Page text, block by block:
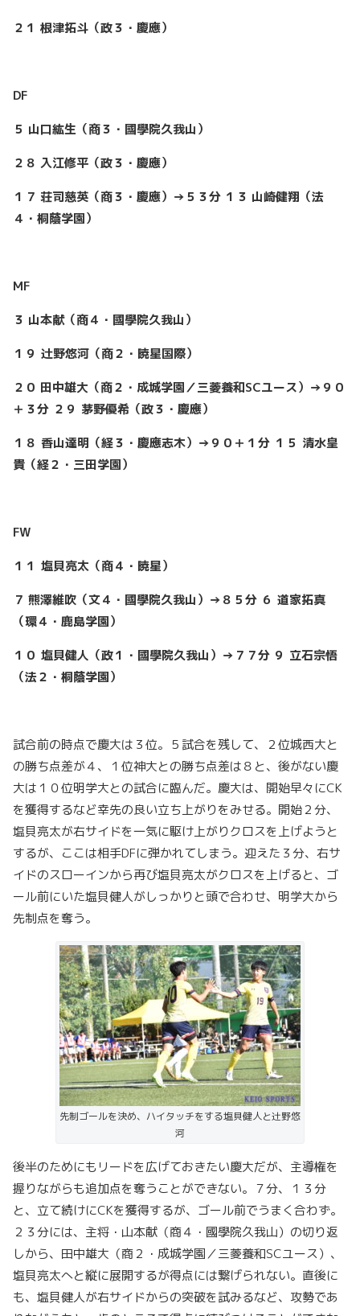
２１ 根津拓斗（政３・慶應）
DF
５ 山口紘生（商３・國學院久我山）
２８ 入江修平（政３・慶應）
１７ 荘司慈英（商３・慶應）→５３分 １３ 山崎健翔（法
４・桐蔭学園）
MF
３ 山本献（商４・國學院久我山）
１９ 辻野悠河（商２・暁星国際）
２０ 田中雄大（商２・成城学園／三菱養和SCユース）→９０
＋３分 ２９ 茅野優希（政３・慶應）
１８ 香山達明（経３・慶應志木）→９０＋１分 １５ 清水皇
貴（経２・三田学園）
FW
１１ 塩貝亮太（商４・暁星）
７ 熊澤維吹（文４・國學院久我山）→８５分 ６ 道家拓真
（環４・鹿島学園）
１０ 塩貝健人（政１・國學院久我山）→７７分 ９ 立石宗悟
（法２・桐蔭学園）
試合前の時点で慶大は３位。５試合を残して、２位城西大と
の勝ち点差が４、１位神大との勝ち点差は８と、後がない慶
大は１０位明学大との試合に臨んだ。慶大は、開始早々にCK
を獲得するなど幸先の良い立ち上がりをみせる。開始２分、
塩貝亮太が右サイドを一気に駆け上がりクロスを上げようと
するが、ここは相手DFに弾かれてしまう。迎えた３分、右サ
イドのスローインから再び塩貝亮太がクロスを上げると、ゴ
ール前にいた塩貝健人がしっかりと頭で合わせ、明学大から
先制点を奪う。
先制ゴールを決め、ハイタッチをする塩貝健人と辻野悠
河
後半のためにもリードを広げておきたい慶大だが、主導権を
握りながらも追加点を奪うことができない。７分、１３分
と、立て続けにCKを獲得するが、ゴール前でうまく合わず。
２３分には、主将・山本献（商４・國學院久我山）の切り返
しから、田中雄大（商２・成城学園／三菱養和SCユース）、
塩貝亮太へと縦に展開するが得点には繋げられない。直後に
も、塩貝健人が右サイドからの突破を試みるなど、攻勢であ